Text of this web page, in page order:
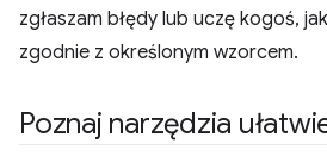
zgłaszam błędy lub uczę kogoś,
zgodnie z określonym wzorcem.
Poznaj narzędzia